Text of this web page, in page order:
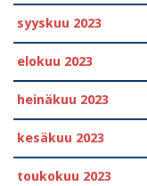
syyskuu 2023
elokuu 2023
heinäkuu 2023
kesäkuu 2023
toukokuu 2023